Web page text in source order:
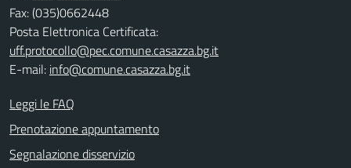
Fax: (035)0662448
Posta Elettronica Certificata:
uff.protocollo@pec.comune.casazza.bg.it
E-mail: info@comune.casazza.bg.it
Leggi le FAQ
Prenotazione appuntamento
Segnalazione disservizio